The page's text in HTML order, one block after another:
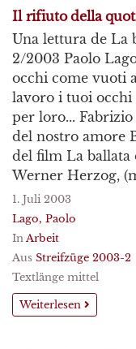
Il rifiuto della
Una lettura de La
2/2003 Paolo
occhi come vuoti
lavoro i tuoi occhi
per loro...
del nostro amore
del film La ballata
Werner Herzog,
1. Juli 2003
Lago, Paolo
In Arbeit
Aus Streifzüge 2003-2
Textlänge mittel
Weiterlesen